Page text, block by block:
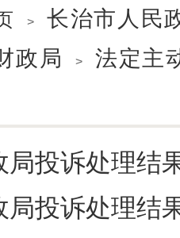
>
长治市人民
政局 >
法定主
局投诉处理结
局投诉处理结